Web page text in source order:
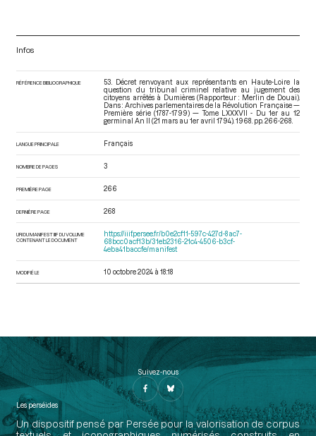
Infos
RÉFÉRENCE BIBLIOGRAPHIQUE
53. Décret renvoyant aux représentants en Haute-Loire la
question du tribunal criminel relative au jugement des
citoyens arrêtés à Dumières (Rapporteur : Merlin de Douai).
Dans : Archives parlementaires de la Révolution Française —
Première série (1787-1799) — Tome LXXXVII - Du 1er au 12
germinal An II (21 mars au 1er avril 1794) . 1968. pp. 266-268.
LANGUE PRINCIPALE Français
NOMBRE DE PAGES 3
PREMIÈRE PAGE 266
DERNIÈRE PAGE 268
URI DU MANIFEST IIIF DU VOLUME
CONTENANT LE DOCUMENT
https://iiif.persee.fr/b0e2cf11-597c-427d-8ac7-
68bcc0acf13b/31eb2316-21c4-4506-b3cf-
4eba41baccfe/manifest
MODIFIÉ LE 10 octobre 2024 à 18:18
Suivez-nous
Les perséides
Un dispositif pensé par Persée pour la valorisation de corpus